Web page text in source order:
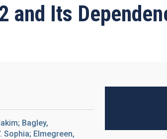
Its
Bagley,
Sophia; Elmegreen,